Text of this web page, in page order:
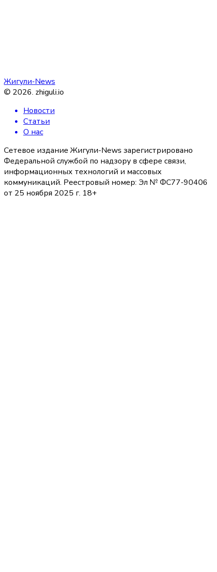
Жигули-News
© 2026. zhiguli.io
Новости
Статьи
О нас
Сетевое издание Жигули-News зарегистрировано
Федеральной службой по надзору в сфере связи,
информационных технологий и массовых
коммуникаций. Реестровый номер: Эл № ФС77-90406
от 25 ноября 2025 г. 18+